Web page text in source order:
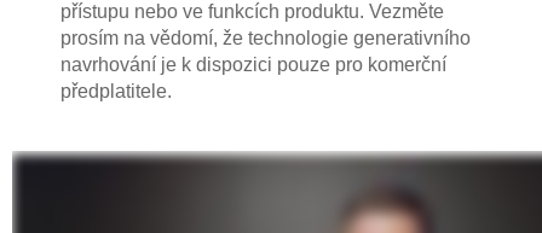
přístupu nebo ve funkcích produktu. Vezměte
prosím na vědomí, že technologie generativního
navrhování je k dispozici pouze pro komerční
předplatitele.